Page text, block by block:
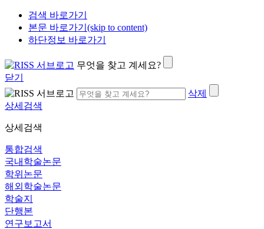
검색 바로가기
본문 바로가기(skip to content)
하단정보 바로가기
무엇을 찾고 계세요?
닫기
삭제
상세검색
상세검색
통합검색
국내학술논문
학위논문
해외학술논문
학술지
단행본
연구보고서